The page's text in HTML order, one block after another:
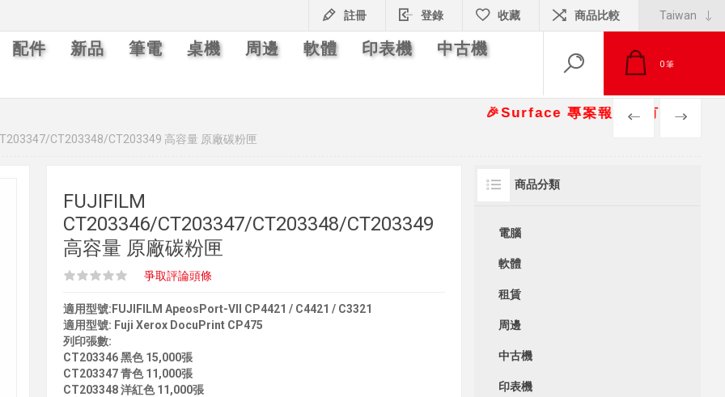
註冊 登錄 收藏 商品比較
配件 新品 筆電 桌機 周邊 軟體 印表機 中古機
0筆
🎉Surface 專案報價另有優惠折扣🎁
CT203348/CT203349 高容量 原廠碳粉匣
PREV NEXT
FUJIFILM
CT203346/CT203347/CT203348/CT203349
高容量 原廠碳粉匣
爭取評論頭條
適用型號:FUJIFILM ApeosPort-VII CP4421 / C4421 / C3321
適用型號: Fuji Xerox DocuPrint CP475
列印張數:
CT203346 黑色 15,000張
CT203347 青色 11,000張
CT203348 洋紅色 11,000張
商品分類
電腦
軟體
租賃
周邊
中古機
印表機